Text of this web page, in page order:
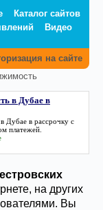
Каталог сайтов
Видео
на сайте
в Дубае в
Дубае в рассрочку с
платежей.
на других
Вы